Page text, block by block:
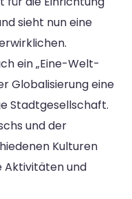
sieht nun eine
ein „Eine-Welt-
Globalisierung eine
Stadtgesellschaft.
und der
Kulturen
Aktivitäten und